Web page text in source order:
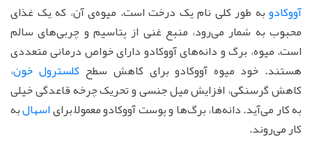
آووکادوبه طور کلی نام یک درخت است. میوه‌ی آن، که یک غذای
محبوب به شمار می‌رود، منبع غنی از پتاسیم و چربی‌های سالم
است. میوه، برگ و دانه‌های آووکادو دارای خواص درمانی متعددی
هستند. خود میوه آووکادو برای کاهش سطحکلسترول خون،
کاهش گرسنگی، افزایش میل جنسی و تحریک چرخه قاعدگی خیلی
به کار می‌آید. دانه‌ها، برگ‌ها و پوست آووکادو معمولاً برایاسهالبه
کار می‌روند.